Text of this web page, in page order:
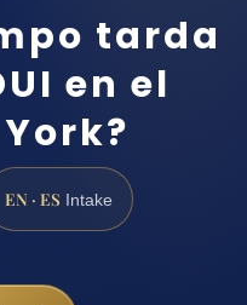
tarda
en el
EN · ES Intake